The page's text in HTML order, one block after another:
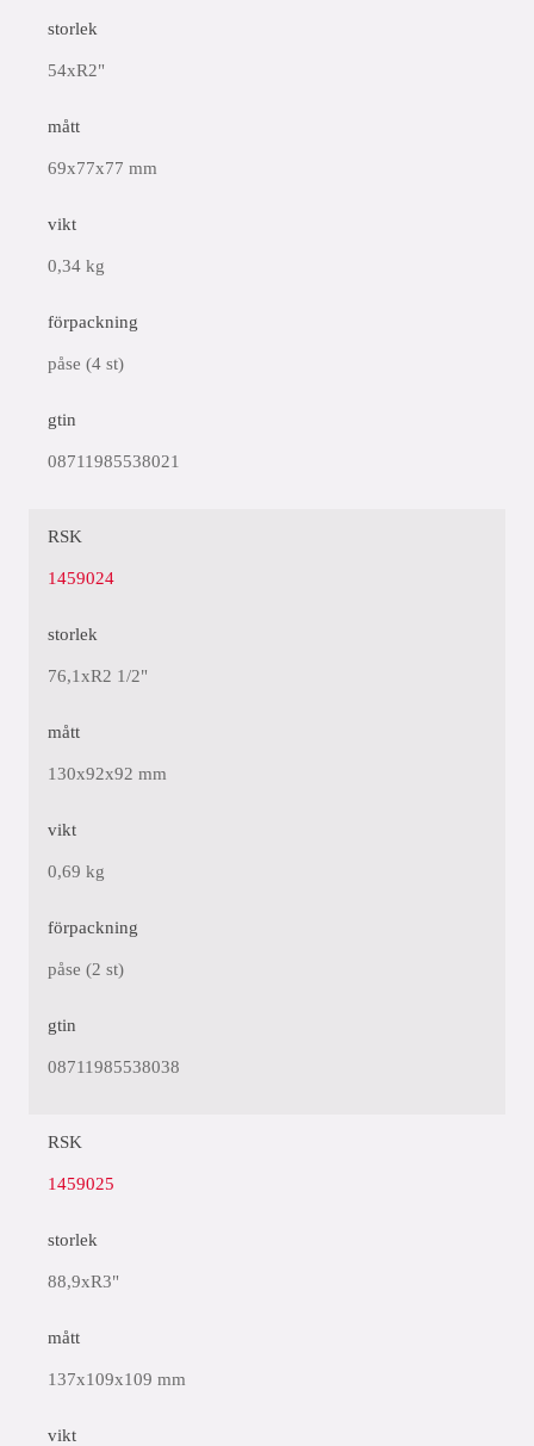
storlek
54xR2"
mått
69x77x77 mm
vikt
0,34 kg
förpackning
påse (4 st)
gtin
08711985538021
RSK
1459024
storlek
76,1xR2 1/2"
mått
130x92x92 mm
vikt
0,69 kg
förpackning
påse (2 st)
gtin
08711985538038
RSK
1459025
storlek
88,9xR3"
mått
137x109x109 mm
vikt